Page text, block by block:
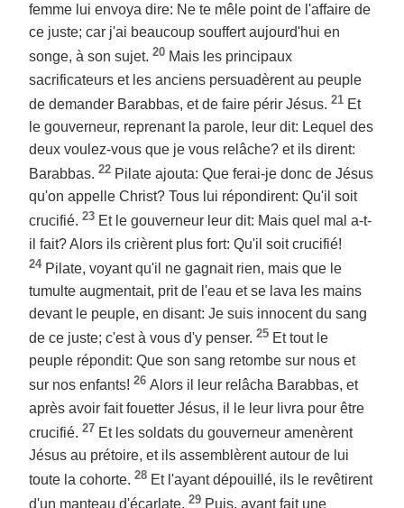
femme lui envoya dire: Ne te mêle point de l'affaire de
ce juste; car j'ai beaucoup souffert aujourd'hui en
songe, à son sujet. 20 Mais les principaux
sacrificateurs et les anciens persuadèrent au peuple
de demander Barabbas, et de faire périr Jésus. 21 Et
le gouverneur, reprenant la parole, leur dit: Lequel des
deux voulez-vous que je vous relâche? et ils dirent:
Barabbas. 22 Pilate ajouta: Que ferai-je donc de Jésus
qu'on appelle Christ? Tous lui répondirent: Qu'il soit
crucifié. 23 Et le gouverneur leur dit: Mais quel mal a-t-
il fait? Alors ils crièrent plus fort: Qu'il soit crucifié!
24 Pilate, voyant qu'il ne gagnait rien, mais que le
tumulte augmentait, prit de l'eau et se lava les mains
devant le peuple, en disant: Je suis innocent du sang
de ce juste; c'est à vous d'y penser. 25 Et tout le
peuple répondit: Que son sang retombe sur nous et
sur nos enfants! 26 Alors il leur relâcha Barabbas, et
après avoir fait fouetter Jésus, il le leur livra pour être
crucifié. 27 Et les soldats du gouverneur amenèrent
Jésus au prétoire, et ils assemblèrent autour de lui
toute la cohorte. 28 Et l'ayant dépouillé, ils le revêtirent
d'un manteau d'écarlate. 29 Puis, ayant fait une